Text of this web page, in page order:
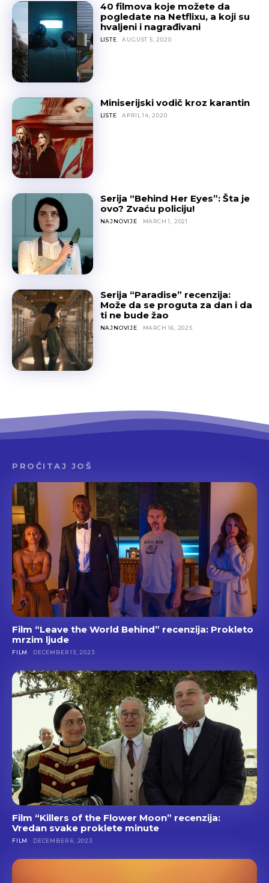
40 filmova koje možete da
pogledate na Netflixu, a koji su
hvaljeni i nagrađivani
LISTE AUGUST 5, 2020
Miniserijski vodič kroz karantin
LISTE APRIL 14, 2020
Serija “Behind Her Eyes”: Šta je
ovo? Zvaću policiju!
NAJNOVIJE MARCH 1, 2021
Serija “Paradise” recenzija:
Može da se proguta za dan i da
ti ne bude žao
NAJNOVIJE MARCH 16, 2025
PROČITAJ JOŠ
Film “Leave the World Behind” recenzija: Prokleto
mrzim ljude
FILM DECEMBER 13, 2023
Film “Killers of the Flower Moon” recenzija:
Vredan svake proklete minute
FILM DECEMBER 6, 2023